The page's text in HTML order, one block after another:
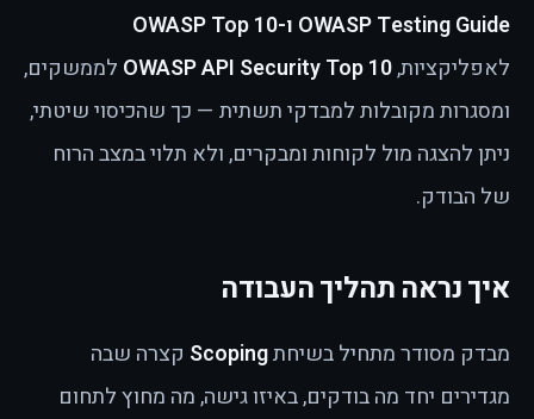
OWASP Testing Guide ו-OWASP Top 10
לאפליקציות,OWASP API Security Top 10 לממשקים,
ומסגרות מקובלות למבדקי תשתית — כך שהכיסוי שיטתי,
ניתן להצגה מול לקוחות ומבקרים, ולא תלוי במצב הרוח
של הבודק.
איך נראה תהליך העבודה
מבדק מסודר מתחיל בשיחתScoping קצרה שבה
מגדירים יחד מה בודקים, באיזו גישה, מה מחוץ לתחום